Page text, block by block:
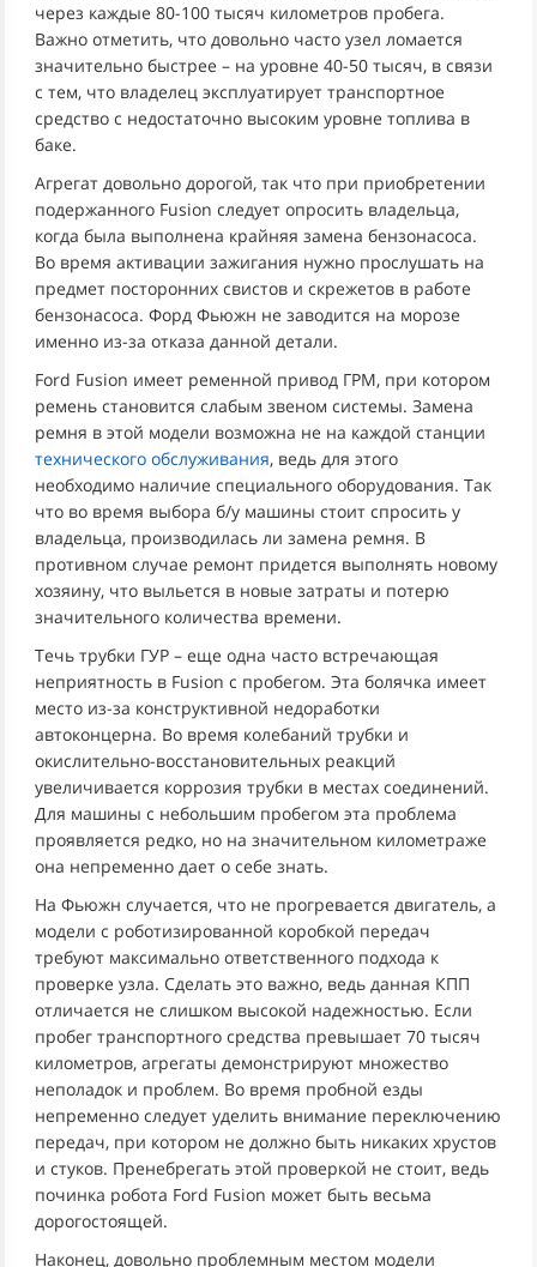
через каждые 80-100 тысяч километров пробега.
Важно отметить, что довольно часто узел ломается
значительно быстрее – на уровне 40-50 тысяч, в связи
с тем, что владелец эксплуатирует транспортное
средство с недостаточно высоким уровне топлива в
баке.
Агрегат довольно дорогой, так что при приобретении
подержанного Fusion следует опросить владельца,
когда была выполнена крайняя замена бензонасоса.
Во время активации зажигания нужно прослушать на
предмет посторонних свистов и скрежетов в работе
бензонасоса. Форд Фьюжн не заводится на морозе
именно из-за отказа данной детали.
Ford Fusion имеет ременной привод ГРМ, при котором
ремень становится слабым звеном системы. Замена
ремня в этой модели возможна не на каждой станции
технического обслуживания, ведь для этого
необходимо наличие специального оборудования. Так
что во время выбора б/у машины стоит спросить у
владельца, производилась ли замена ремня. В
противном случае ремонт придется выполнять новому
хозяину, что выльется в новые затраты и потерю
значительного количества времени.
Течь трубки ГУР – еще одна часто встречающая
неприятность в Fusion с пробегом. Эта болячка имеет
место из-за конструктивной недоработки
автоконцерна. Во время колебаний трубки и
окислительно-восстановительных реакций
увеличивается коррозия трубки в местах соединений.
Для машины с небольшим пробегом эта проблема
проявляется редко, но на значительном километраже
она непременно дает о себе знать.
На Фьюжн случается, что не прогревается двигатель, а
модели с роботизированной коробкой передач
требуют максимально ответственного подхода к
проверке узла. Сделать это важно, ведь данная КПП
отличается не слишком высокой надежностью. Если
пробег транспортного средства превышает 70 тысяч
километров, агрегаты демонстрируют множество
неполадок и проблем. Во время пробной езды
непременно следует уделить внимание переключению
передач, при котором не должно быть никаких хрустов
и стуков. Пренебрегать этой проверкой не стоит, ведь
починка робота Ford Fusion может быть весьма
дорогостоящей.
Наконец, довольно проблемным местом модели